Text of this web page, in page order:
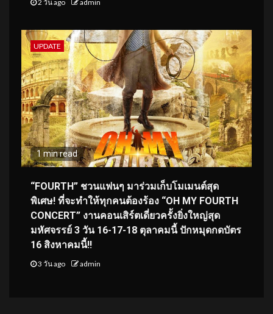
2 วัน ago admin
UPDATE
1 min read
“FOURTH” ชวนแฟนๆ มาร่วมเก็บโมเมนต์สุด
พิเศษ! ที่จะทำให้ทุกคนต้องร้อง “OH MY FOURTH
CONCERT” งานคอนเสิร์ตเดี่ยวครั้งยิ่งใหญ่สุด
มหัศจรรย์ 3 วัน 16-17-18 ตุลาคมนี้ ปักหมุดกดบัตร
16 สิงหาคมนี้!!
3 วัน ago admin